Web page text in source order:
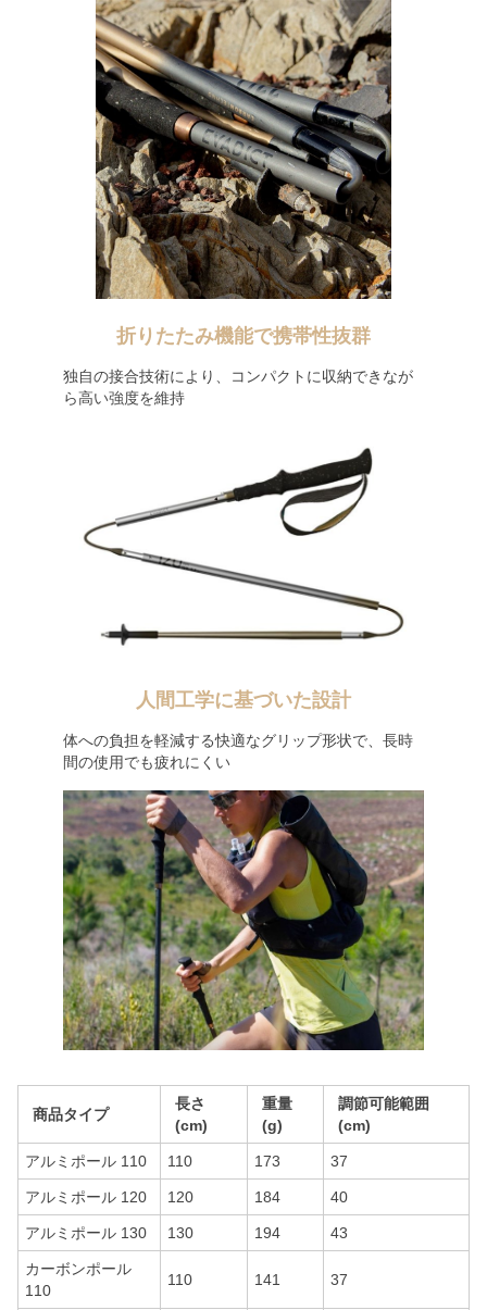
折りたたみ機能で携帯性抜群
独自の接合技術により、コンパクトに収納できなが
ら高い強度を維持
人間工学に基づいた設計
体への負担を軽減する快適なグリップ形状で、長時
間の使用でも疲れにくい
商品タイプ
長さ
(cm)
重量
(g)
調節可能範囲
(cm)
アルミポール 110 110 173 37
アルミポール 120 120 184 40
アルミポール 130 130 194 43
カーボンポール
110
110 141 37